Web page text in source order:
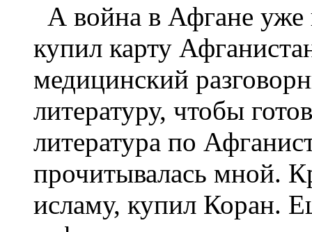
А война в Афгане
купил карту
медицинский
литературу, чтобы
литература по
прочитывалась мной.
исламу, купил Коран.